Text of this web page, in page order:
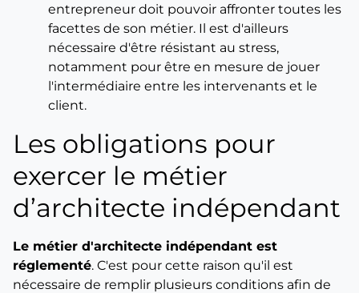
entrepreneur doit pouvoir affronter toutes les
facettes de son métier. Il est d'ailleurs
nécessaire d'être résistant au stress,
notamment pour être en mesure de jouer
l'intermédiaire entre les intervenants et le
client.
Les obligations pour
exercer le métier
d’architecte indépendant
Le métier d'architecte indépendant est
réglementé. C'est pour cette raison qu'il est
nécessaire de remplir plusieurs conditions afin de